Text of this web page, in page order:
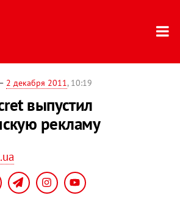
2 декабря 2011, 10:19
выпустил
рекламу